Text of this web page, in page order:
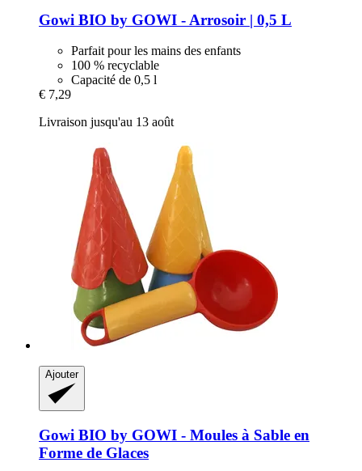
Gowi BIO by GOWI -​ Arrosoir | 0,5 L
Parfait pour les mains des enfants
100 % recyclable
Capacité de 0,5 l
€ 7,29
Livraison jusqu'au 13 août
Ajouter
Gowi BIO by GOWI -​ Moules à Sable en
Forme de Glaces